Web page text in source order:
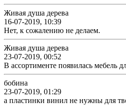
Живая душа дерева
16-07-2019, 10:39
Нет, к сожалению не делаем.
Живая душа дерева
23-07-2019, 00:52
В ассортименте появилась мебель
бобина
23-07-2019, 01:29
а пластинки винил не нужны для